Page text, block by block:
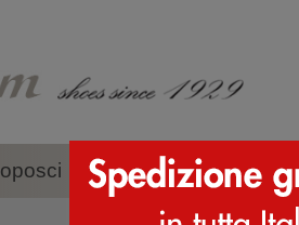
Accessori